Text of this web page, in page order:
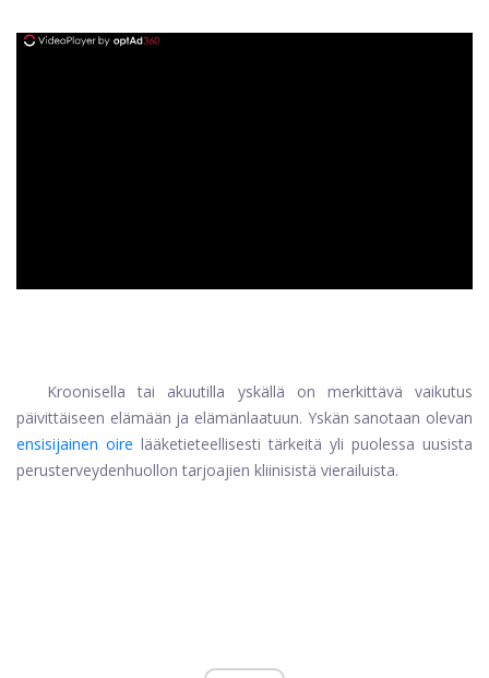
Kroonisella tai akuutilla yskällä on merkittävä vaikutus
päivittäiseen elämään ja elämänlaatuun. Yskän sanotaan olevan
ensisijainen oire lääketieteellisesti tärkeitä yli puolessa uusista
perusterveydenhuollon tarjoajien kliinisistä vierailuista.